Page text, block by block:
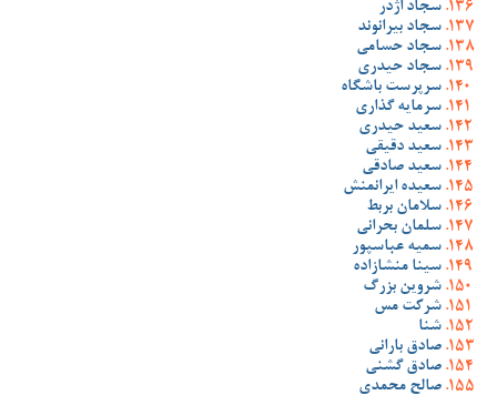
سجاد اژدر
سجاد بیرانوند
سجاد حسامی
سجاد حیدری
سرپرست باشگاه
سرمایه گذاری
سعید حیدری
سعید دقیقی
سعید صادقی
سعیده ایرانمنش
سلامان بربط
سلمان بحرانی
سمیه عباسپور
سینا منشازاده
شروین بزرگ
شرکت مس
شنا
صادق بارانی
صادق گشنی
صالح محمدی